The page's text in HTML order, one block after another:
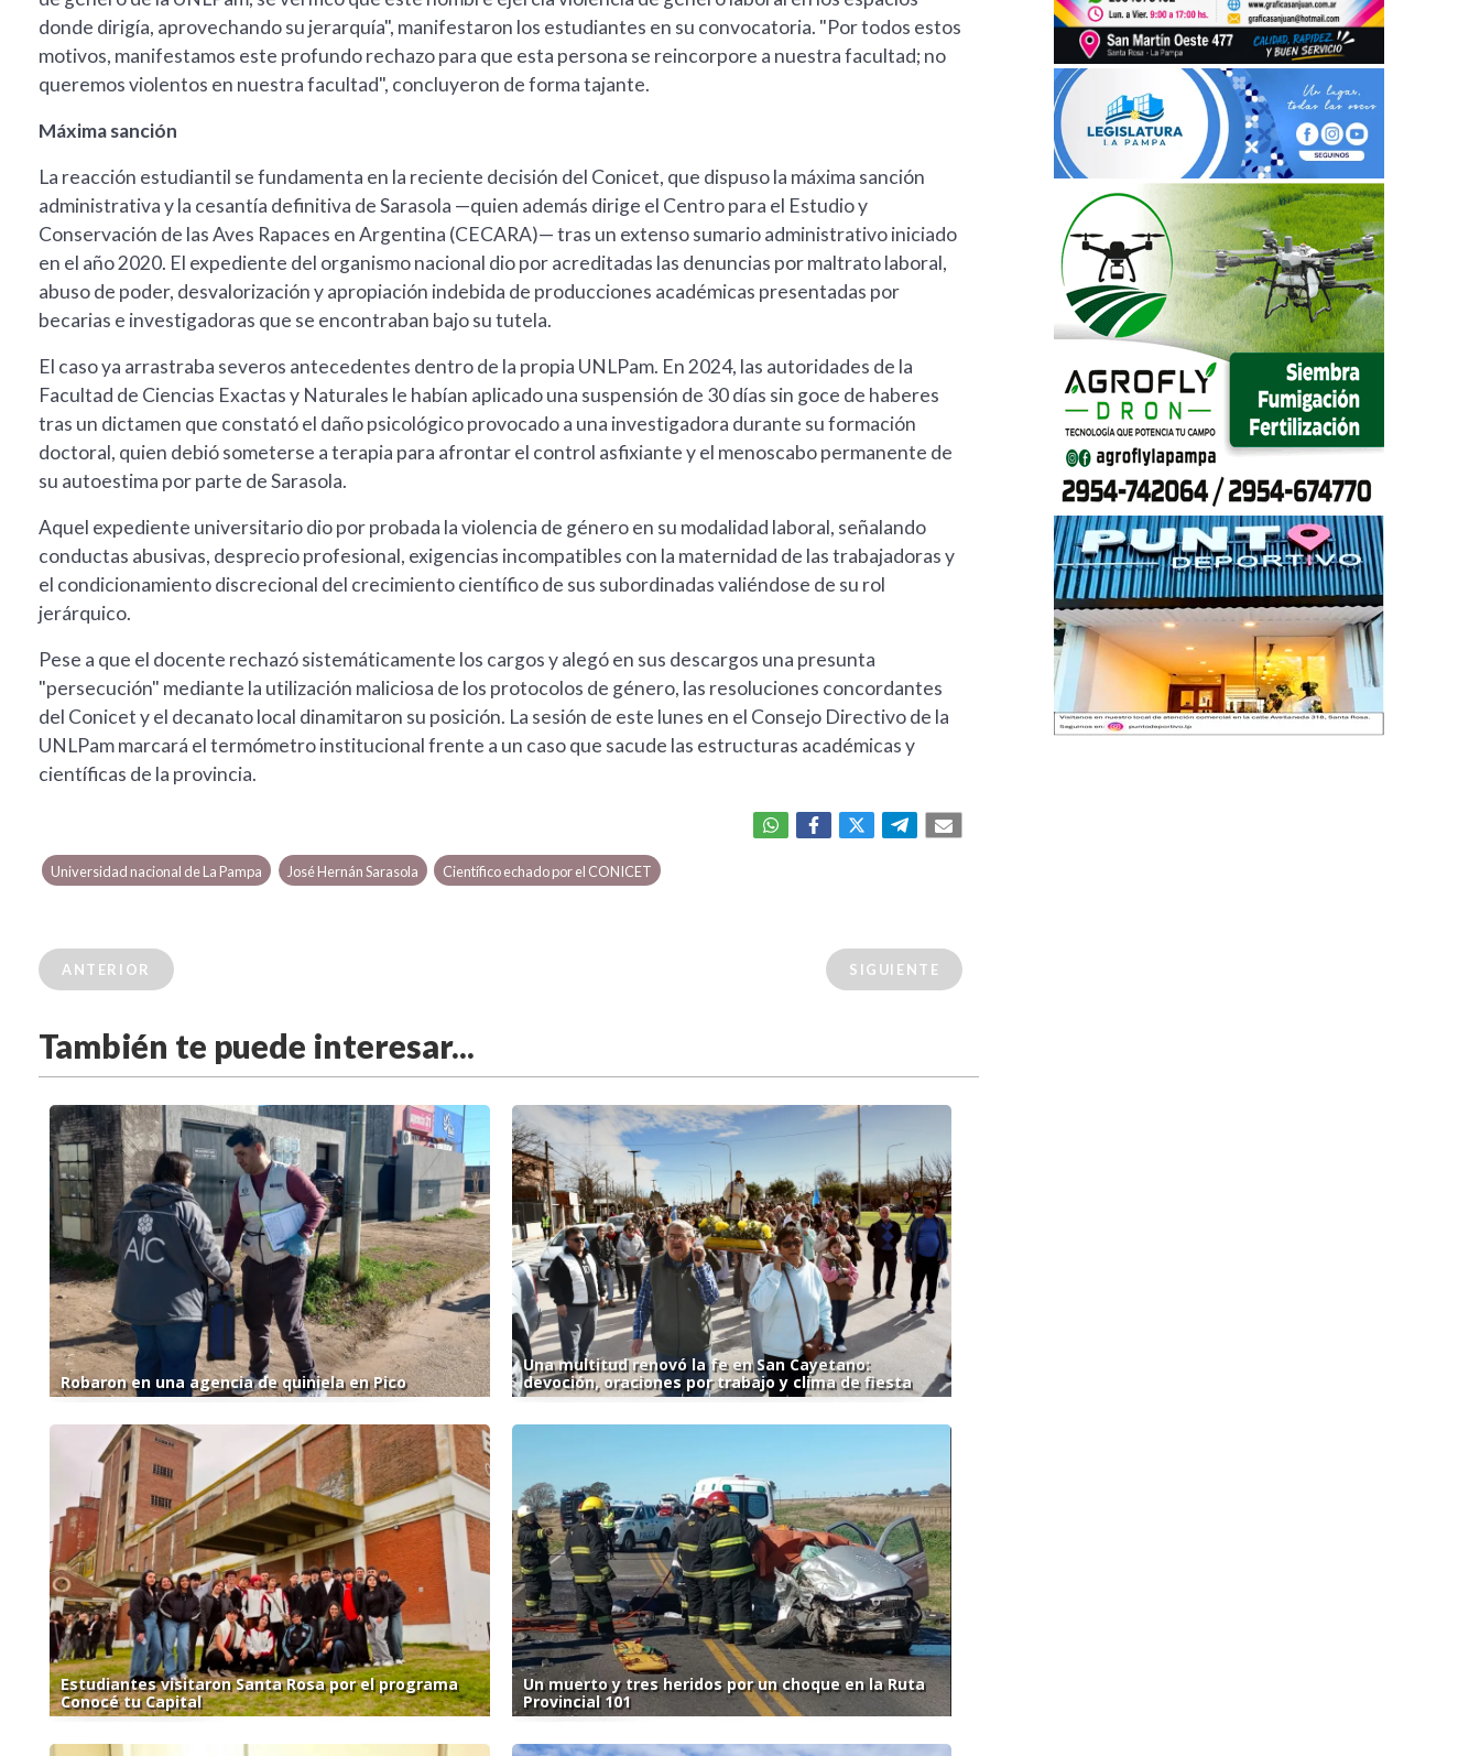
donde dirigía, aprovechando su jerarquía", manifestaron los estudiantes en su convocatoria. "Por todos estos
motivos, manifestamos este profundo rechazo para que esta persona se reincorpore a nuestra facultad; no
queremos violentos en nuestra facultad", concluyeron de forma tajante.
Máxima sanción
La reacción estudiantil se fundamenta en la reciente decisión del Conicet, que dispuso la máxima sanción
administrativa y la cesantía definitiva de Sarasola —quien además dirige el Centro para el Estudio y
Conservación de las Aves Rapaces en Argentina (CECARA)— tras un extenso sumario administrativo iniciado
en el año 2020. El expediente del organismo nacional dio por acreditadas las denuncias por maltrato laboral,
abuso de poder, desvalorización y apropiación indebida de producciones académicas presentadas por
becarias e investigadoras que se encontraban bajo su tutela.
El caso ya arrastraba severos antecedentes dentro de la propia UNLPam. En 2024, las autoridades de la
Facultad de Ciencias Exactas y Naturales le habían aplicado una suspensión de 30 días sin goce de haberes
tras un dictamen que constató el daño psicológico provocado a una investigadora durante su formación
doctoral, quien debió someterse a terapia para afrontar el control asfixiante y el menoscabo permanente de
su autoestima por parte de Sarasola.
Aquel expediente universitario dio por probada la violencia de género en su modalidad laboral, señalando
conductas abusivas, desprecio profesional, exigencias incompatibles con la maternidad de las trabajadoras y
el condicionamiento discrecional del crecimiento científico de sus subordinadas valiéndose de su rol
jerárquico.
Pese a que el docente rechazó sistemáticamente los cargos y alegó en sus descargos una presunta
"persecución" mediante la utilización maliciosa de los protocolos de género, las resoluciones concordantes
del Conicet y el decanato local dinamitaron su posición. La sesión de este lunes en el Consejo Directivo de la
UNLPam marcará el termómetro institucional frente a un caso que sacude las estructuras académicas y
científicas de la provincia.
Universidad nacional de La Pampa José Hernán Sarasola Científico echado por el CONICET
ANTERIOR SIGUIENTE
También te puede interesar...
Robaron en una agencia de quiniela en Pico
Una multitud renovó la fe en San Cayetano:
devoción, oraciones por trabajo y clima de fiesta
Estudiantes visitaron Santa Rosa por el programa
Conocé tu Capital
Un muerto y tres heridos por un choque en la Ruta
Provincial 101